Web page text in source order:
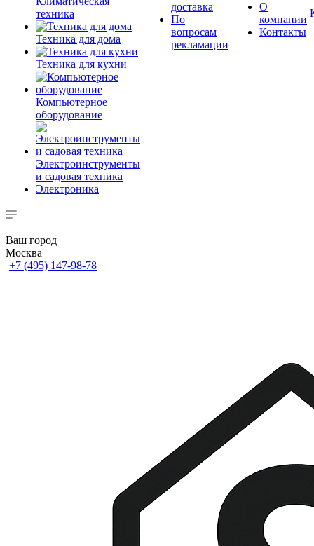
техника
Техника для дома
Техника для кухни
Компьютерное
оборудование
Электроинструменты
и садовая техника
Электроника
доставка
По
вопросам
рекламации
О
компании
Контакты
Ваш город
Москва
+7 (495) 147-98-78